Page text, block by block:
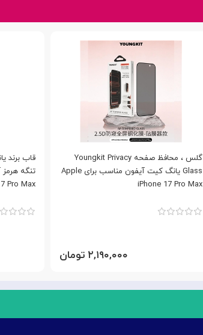
Pro Max
گلس ، محافظ صفحه Youngkit Privacy
Glass یانگ کیت آیفون مناسب برای Apple
iPhone 17 Pro Max
۲,۱۹۰,۰۰۰ تومان